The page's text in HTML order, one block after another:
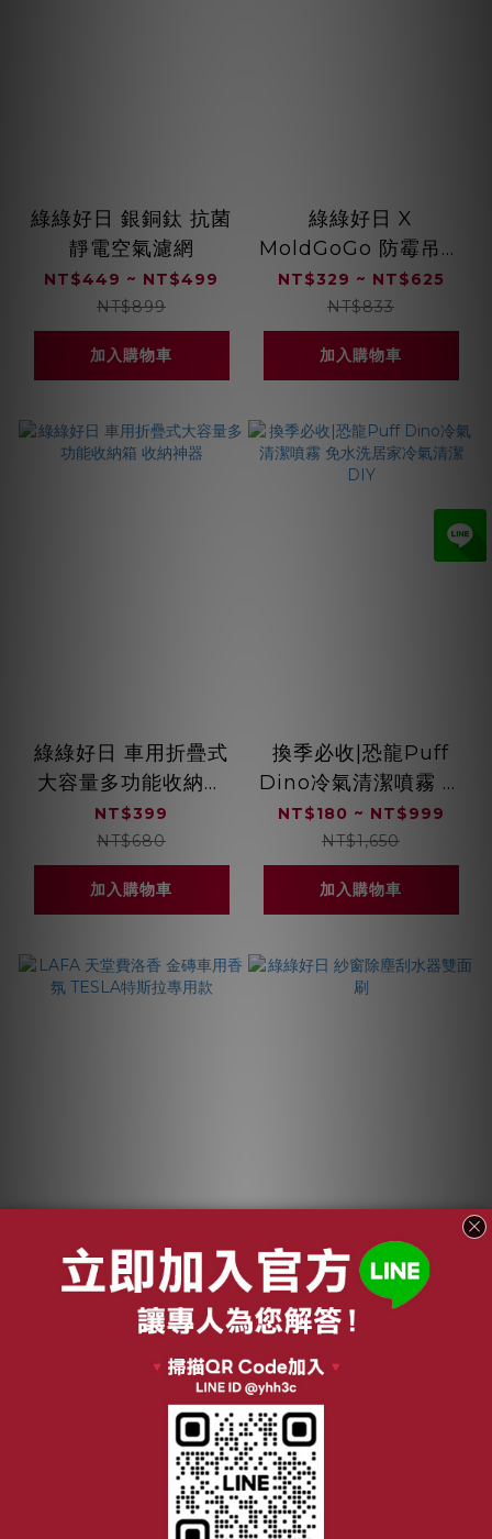
綠綠好日 銀銅鈦 抗菌
靜電空氣濾網
NT$449 ~ NT$499
NT$899
加入購物車
綠綠好日 X
MoldGoGo 防霉吊卡
獨家款
NT$329 ~ NT$625
NT$833
加入購物車
綠綠好日 車用折疊式
大容量多功能收納箱
收納神器
NT$399
NT$680
加入購物車
換季必收|恐龍Puff
Dino冷氣清潔噴霧 免
水洗居家冷氣清潔DIY
NT$180 ~ NT$999
NT$1,650
加入購物車
LAFA 天堂費洛香 金
磚車用香氛 TESLA特
NT$2,660
綠綠好日 紗窗除塵刮
水器雙面刷
NT$150